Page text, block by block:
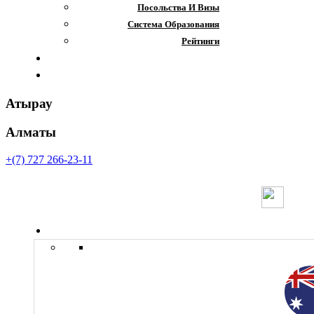
Посольства И Визы
Система Образования
Рейтинги
Атырау
Алматы
+(7) 727 266-23-11